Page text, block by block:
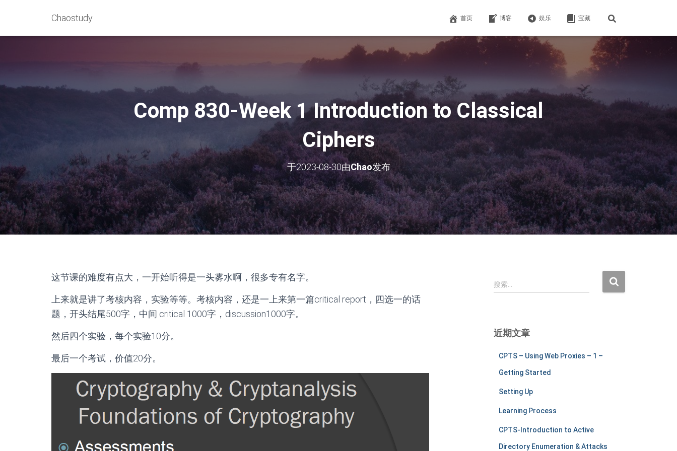
Chaostudy 首页 博客 娱乐 宝藏
Comp 830-Week 1 Introduction to Classical
Ciphers
于2023-08-30由Chao发布
这节课的难度有点大，一开始听得是一头雾水啊，很多专有名字。
上来就是讲了考核内容，实验等等。考核内容，还是一上来第一篇critical report，四选一的话
题，开头结尾500字，中间 critical 1000字，discussion1000字。
然后四个实验，每个实验10分。
最后一个考试，价值20分。
搜
索
搜索…
近期文章
CPTS – Using Web Proxies – 1 –
Getting Started
Setting Up
Learning Process
CPTS-Introduction to Active
Directory Enumeration & Attacks